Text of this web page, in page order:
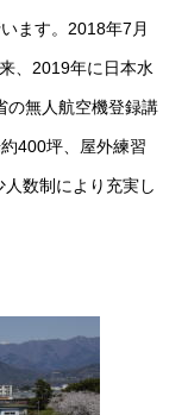
ます。2018年7月
、2019年に日本水
の無人航空機登録講
400坪、屋外練習
数制により充実し